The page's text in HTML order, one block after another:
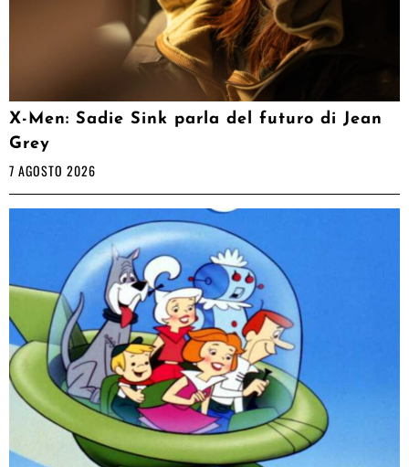
X-Men: Sadie Sink parla del futuro di Jean
Grey
7 AGOSTO 2026